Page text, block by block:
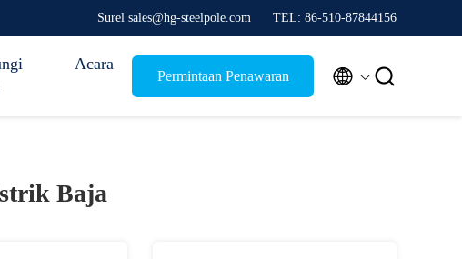
Surel sales@hg-steelpole.com TEL: 86-510-87844156
Acara
Permintaan Penawaran  
Baja